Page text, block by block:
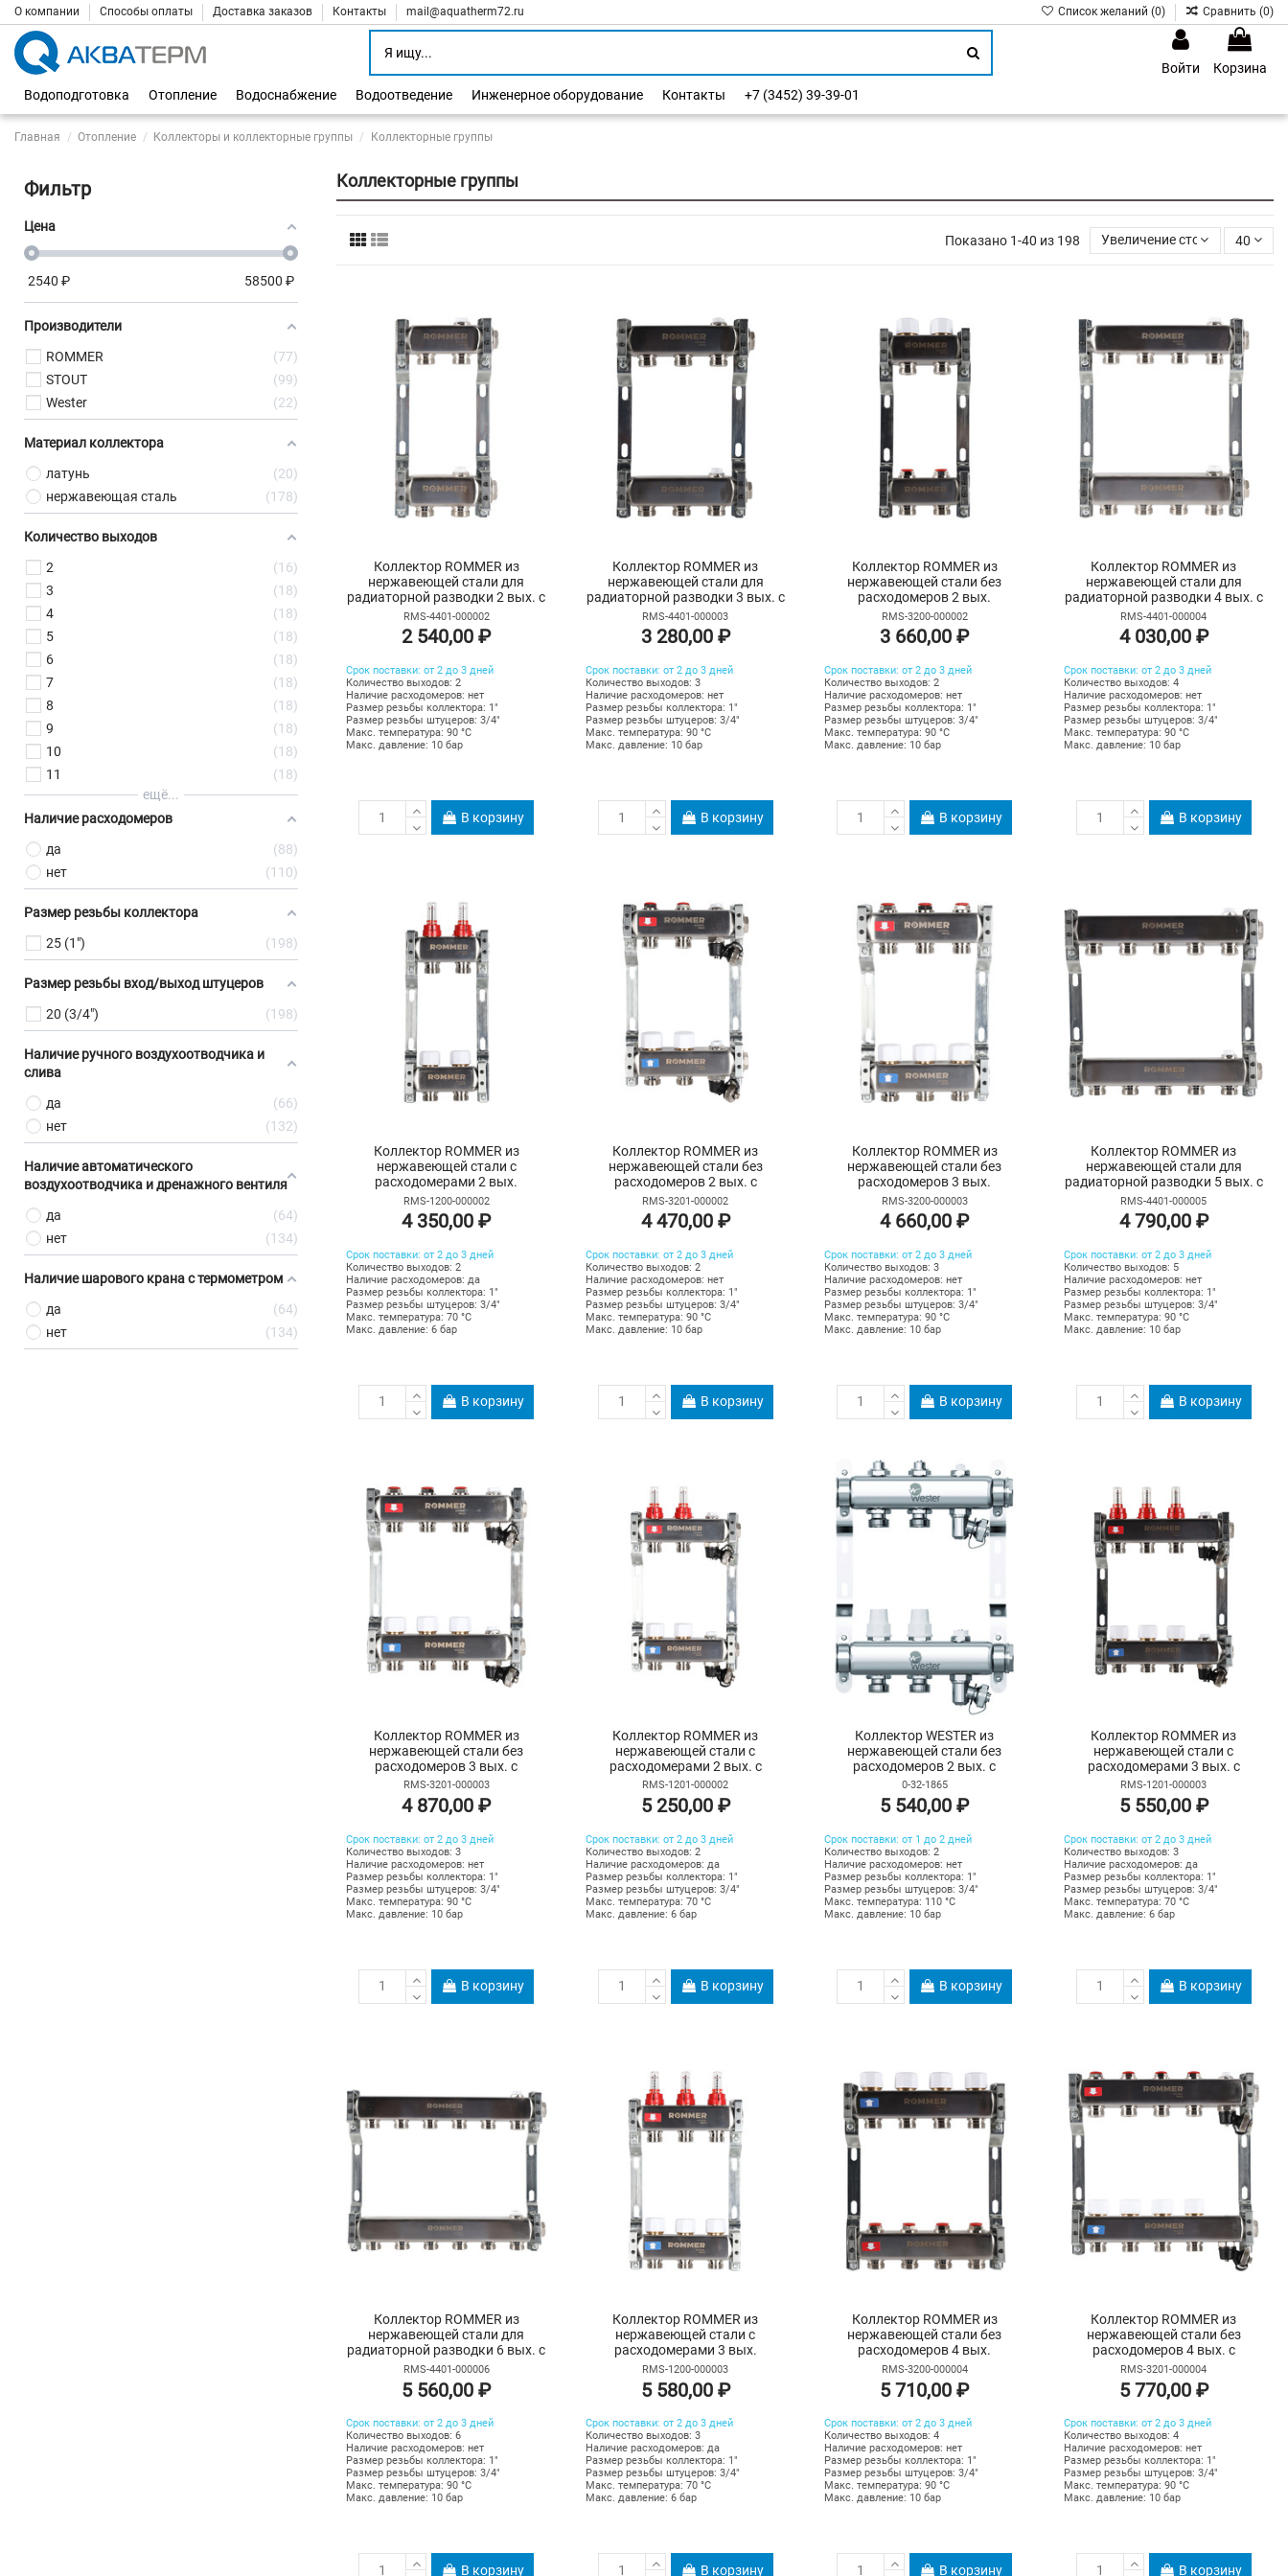
О компании Способы оплаты Доставка заказов Контакты mail@aquatherm72.ru Список желаний (0) Сравнить (0)
Войти
Корзина
Водоподготовка
Отопление Водоснабжение Водоотведение Инженерное оборудование Контакты +7 (3452) 39-39-01
Главная Отопление Коллекторы и коллекторные группы Коллекторные группы
Коллекторные группы
Показано 1-40 из 198 Увеличение стоимости
40
Коллектор ROMMER из
нержавеющей стали для
радиаторной разводки 2 вых. с
воздухоотводчиком
RMS-4401-000002
2 540,00 ₽
Срок поставки: от 2 до 3 дней
Количество выходов: 2
Наличие расходомеров: нет
Размер резьбы коллектора: 1"
Размер резьбы штуцеров: 3/4"
Макс. температура: 90 °С
Макс. давление: 10 бар
В корзину
Коллектор ROMMER из
нержавеющей стали для
радиаторной разводки 3 вых. с
воздухоотводчиком
RMS-4401-000003
3 280,00 ₽
Срок поставки: от 2 до 3 дней
Количество выходов: 3
Наличие расходомеров: нет
Размер резьбы коллектора: 1"
Размер резьбы штуцеров: 3/4"
Макс. температура: 90 °С
Макс. давление: 10 бар
В корзину
Коллектор ROMMER из
нержавеющей стали без
расходомеров 2 вых.
RMS-3200-000002
3 660,00 ₽
Срок поставки: от 2 до 3 дней
Количество выходов: 2
Наличие расходомеров: нет
Размер резьбы коллектора: 1"
Размер резьбы штуцеров: 3/4"
Макс. температура: 90 °С
Макс. давление: 10 бар
В корзину
Коллектор ROMMER из
нержавеющей стали для
радиаторной разводки 4 вых. с
воздухоотводчиком
RMS-4401-000004
4 030,00 ₽
Срок поставки: от 2 до 3 дней
Количество выходов: 4
Наличие расходомеров: нет
Размер резьбы коллектора: 1"
Размер резьбы штуцеров: 3/4"
Макс. температура: 90 °С
Макс. давление: 10 бар
В корзину
Коллектор ROMMER из
нержавеющей стали с
расходомерами 2 вых.
RMS-1200-000002
4 350,00 ₽
Срок поставки: от 2 до 3 дней
Количество выходов: 2
Наличие расходомеров: да
Размер резьбы коллектора: 1"
Размер резьбы штуцеров: 3/4"
Макс. температура: 70 °С
Макс. давление: 6 бар
В корзину
Коллектор ROMMER из
нержавеющей стали без
расходомеров 2 вых. с
воздухоотводчиком и сливом
RMS-3201-000002
4 470,00 ₽
Срок поставки: от 2 до 3 дней
Количество выходов: 2
Наличие расходомеров: нет
Размер резьбы коллектора: 1"
Размер резьбы штуцеров: 3/4"
Макс. температура: 90 °С
Макс. давление: 10 бар
В корзину
Коллектор ROMMER из
нержавеющей стали без
расходомеров 3 вых.
RMS-3200-000003
4 660,00 ₽
Срок поставки: от 2 до 3 дней
Количество выходов: 3
Наличие расходомеров: нет
Размер резьбы коллектора: 1"
Размер резьбы штуцеров: 3/4"
Макс. температура: 90 °С
Макс. давление: 10 бар
В корзину
Коллектор ROMMER из
нержавеющей стали для
радиаторной разводки 5 вых. с
воздухоотводчиком
RMS-4401-000005
4 790,00 ₽
Срок поставки: от 2 до 3 дней
Количество выходов: 5
Наличие расходомеров: нет
Размер резьбы коллектора: 1"
Размер резьбы штуцеров: 3/4"
Макс. температура: 90 °С
Макс. давление: 10 бар
В корзину
Коллектор ROMMER из
нержавеющей стали без
расходомеров 3 вых. с
воздухоотводчиком и сливом
RMS-3201-000003
4 870,00 ₽
Срок поставки: от 2 до 3 дней
Количество выходов: 3
Наличие расходомеров: нет
Размер резьбы коллектора: 1"
Размер резьбы штуцеров: 3/4"
Макс. температура: 90 °С
Макс. давление: 10 бар
В корзину
Коллектор ROMMER из
нержавеющей стали с
расходомерами 2 вых. с
воздухоотводчиком и сливом
RMS-1201-000002
5 250,00 ₽
Срок поставки: от 2 до 3 дней
Количество выходов: 2
Наличие расходомеров: да
Размер резьбы коллектора: 1"
Размер резьбы штуцеров: 3/4"
Макс. температура: 70 °С
Макс. давление: 6 бар
В корзину
Коллектор WESTER из
нержавеющей стали без
расходомеров 2 вых. с
воздухоотводчиком и сливом
0-32-1865
5 540,00 ₽
Срок поставки: от 1 до 2 дней
Количество выходов: 2
Наличие расходомеров: нет
Размер резьбы коллектора: 1"
Размер резьбы штуцеров: 3/4"
Макс. температура: 110 °С
Макс. давление: 10 бар
В корзину
Коллектор ROMMER из
нержавеющей стали с
расходомерами 3 вых. с
воздухоотводчиком и сливом
RMS-1201-000003
5 550,00 ₽
Срок поставки: от 2 до 3 дней
Количество выходов: 3
Наличие расходомеров: да
Размер резьбы коллектора: 1"
Размер резьбы штуцеров: 3/4"
Макс. температура: 70 °С
Макс. давление: 6 бар
В корзину
Коллектор ROMMER из
нержавеющей стали для
радиаторной разводки 6 вых. с
воздухоотводчиком
RMS-4401-000006
5 560,00 ₽
Срок поставки: от 2 до 3 дней
Количество выходов: 6
Наличие расходомеров: нет
Размер резьбы коллектора: 1"
Размер резьбы штуцеров: 3/4"
Макс. температура: 90 °С
Макс. давление: 10 бар
В корзину
Коллектор ROMMER из
нержавеющей стали с
расходомерами 3 вых.
RMS-1200-000003
5 580,00 ₽
Срок поставки: от 2 до 3 дней
Количество выходов: 3
Наличие расходомеров: да
Размер резьбы коллектора: 1"
Размер резьбы штуцеров: 3/4"
Макс. температура: 70 °С
Макс. давление: 6 бар
В корзину
Коллектор ROMMER из
нержавеющей стали без
расходомеров 4 вых.
RMS-3200-000004
5 710,00 ₽
Срок поставки: от 2 до 3 дней
Количество выходов: 4
Наличие расходомеров: нет
Размер резьбы коллектора: 1"
Размер резьбы штуцеров: 3/4"
Макс. температура: 90 °С
Макс. давление: 10 бар
В корзину
Коллектор ROMMER из
нержавеющей стали без
расходомеров 4 вых. с
воздухоотводчиком и сливом
RMS-3201-000004
5 770,00 ₽
Срок поставки: от 2 до 3 дней
Количество выходов: 4
Наличие расходомеров: нет
Размер резьбы коллектора: 1"
Размер резьбы штуцеров: 3/4"
Макс. температура: 90 °С
Макс. давление: 10 бар
В корзину
Фильтр
Цена
2540 ₽ 58500 ₽
Производители
ROMMER
77
STOUT
99
Wester
22
Материал коллектора
латунь
20
нержавеющая сталь
178
Количество выходов
2
16
3
18
4
18
5
18
6
18
7
18
8
18
9
18
10
18
11
18
ещё...
Наличие расходомеров
да
88
нет
110
Размер резьбы коллектора
25 (1")
198
Размер резьбы вход/выход штуцеров
20 (3/4")
198
Наличие ручного воздухоотводчика и
слива
да
66
нет
132
Наличие автоматического
воздухоотводчика и дренажного вентиля
да
64
нет
134
Наличие шарового крана с термометром
да
64
нет
134